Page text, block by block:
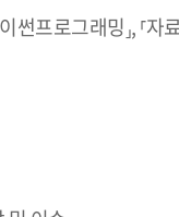
썬프로그래밍⸥, ⸢자